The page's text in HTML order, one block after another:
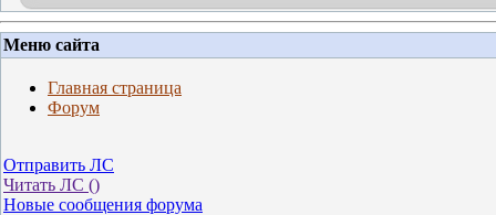
Меню сайта
Главная страница
Форум
Отправить ЛС
Читать ЛС ()
Новые сообщения форума